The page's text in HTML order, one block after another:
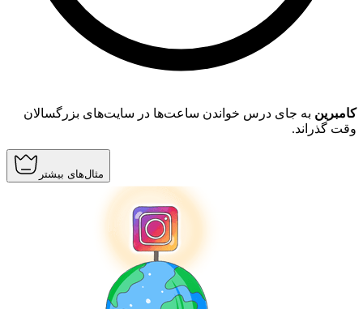
کامبرین به جای درس خواندن ساعت‌ها در سایت‌های بزرگسالان
وقت گذراند.
مثال‌های بیشتر